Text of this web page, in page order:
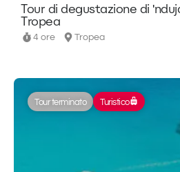
Tour di degustazione di
Tropea
4 ore Tropea
Tour terminato Turistico